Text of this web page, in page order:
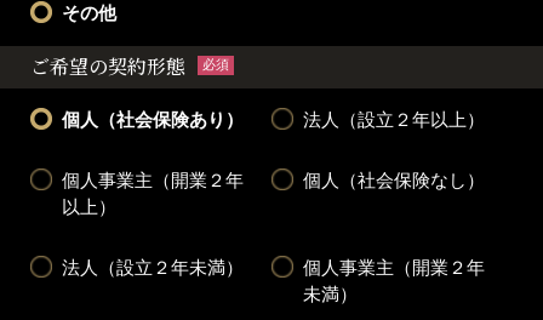
その他
ご希望の契約形態 必須
個人（社会保険あり） 法人（設立２年以上）
個人事業主（開業２年
以上）
個人（社会保険なし）
法人（設立２年未満）
個人事業主（開業２年
未満）